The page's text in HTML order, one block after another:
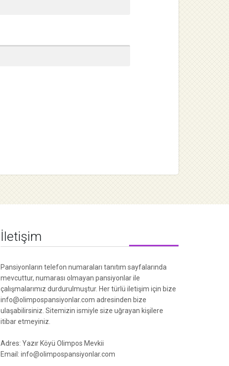
İletişim
Pansiyonların telefon numaraları tanıtım sayfalarında
mevcuttur, numarası olmayan pansiyonlar ile
çalışmalarımız durdurulmuştur. Her türlü iletişim için bize
info@olimpospansiyonlar.com adresinden bize
ulaşabilirsiniz. Sitemizin ismiyle size uğrayan kişilere
itibar etmeyiniz.
Adres: Yazır Köyü Olimpos Mevkii
Email: info@olimpospansiyonlar.com